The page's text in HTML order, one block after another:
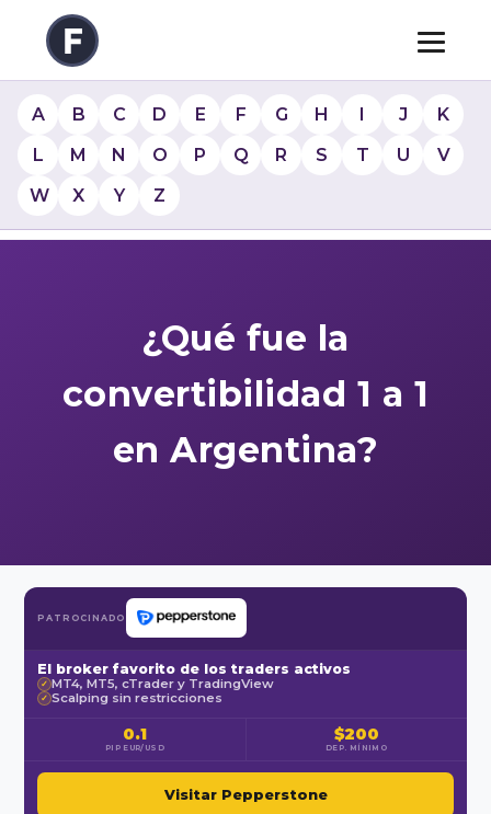
A B C D E F G H I J
K
L
M N O P Q R S T U
V
W
X Y Z
¿Qué fue la
convertibilidad 1 a 1
en Argentina?
PATROCINADO
El broker favorito de los traders activos
✓ MT4, MT5, cTrader y TradingView
✓ Scalping sin restricciones
0.1
PIP EUR/USD
$200
DEP. MÍNIMO
Visitar Pepperstone